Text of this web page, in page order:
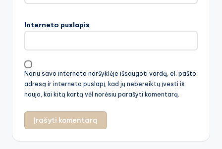
Interneto puslapis
Noriu savo interneto naršyklėje išsaugoti vardą, el. pašto
adresą ir interneto puslapį, kad jų nebereiktų įvesti iš
naujo, kai kitą kartą vėl norėsiu parašyti komentarą.